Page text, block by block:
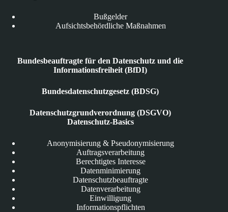
Bußgelder
Aufsichtsbehördliche Maßnahmen
Bundesbeauftragte für den Datenschutz und die
Informationsfreiheit (BfDI)
Bundesdatenschutzgesetz (BDSG)
Datenschutzgrundverordnung (DSGVO)
Datenschutz-Basics
Anonymisierung & Pseudonymisierung
Auftragsverarbeitung
Berechtigtes Interesse
Datenminimierung
Datenschutzbeauftragte
Datenverarbeitung
Einwilligung
Informationspflichten